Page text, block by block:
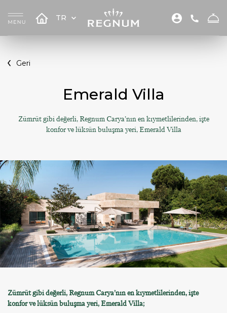
TR
Geri
Emerald Villa
Zümrüt gibi değerli, Regnum Carya’nın en kıymetlilerinden, işte
konfor ve lüksün buluşma yeri, Emerald Villa
Zümrüt gibi değerli, Regnum Carya’nın en kıymetlilerinden, işte
konfor ve lüksün buluşma yeri, Emerald Villa;